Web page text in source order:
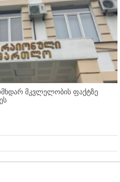
მკვლელობის ფაქტზე